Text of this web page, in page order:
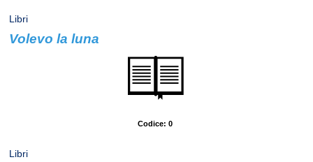
Libri
Volevo la luna
Codice: 0
Libri